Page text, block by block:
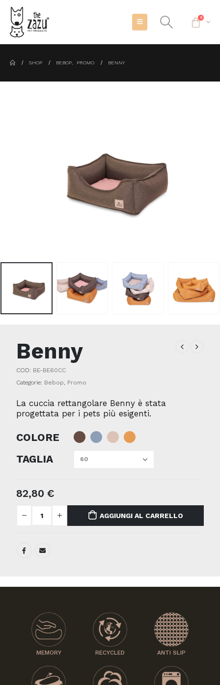
0
SHOP BEBOP, PROMO BENNY
Benny
COD: BE-BE60CC
Categorie: Bebop, Promo
La cuccia rettangolare Benny è stata
progettata per i pets più esigenti.
COLORE
TAGLIA
82,80€
AGGIUNGI AL CARRELLO
MEMORY RECYCLED ANTI SLIP